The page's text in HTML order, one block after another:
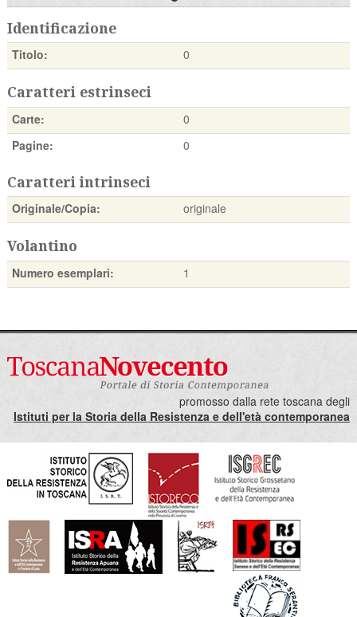
Identificazione
Titolo: 0
Caratteri estrinseci
Carte:
0
Pagine:
0
Caratteri intrinseci
Originale/Copia: originale
Volantino
Numero esemplari: 1
promosso dalla rete toscana degli
Istituti per la Storia della Resistenza e dell'età contemporanea